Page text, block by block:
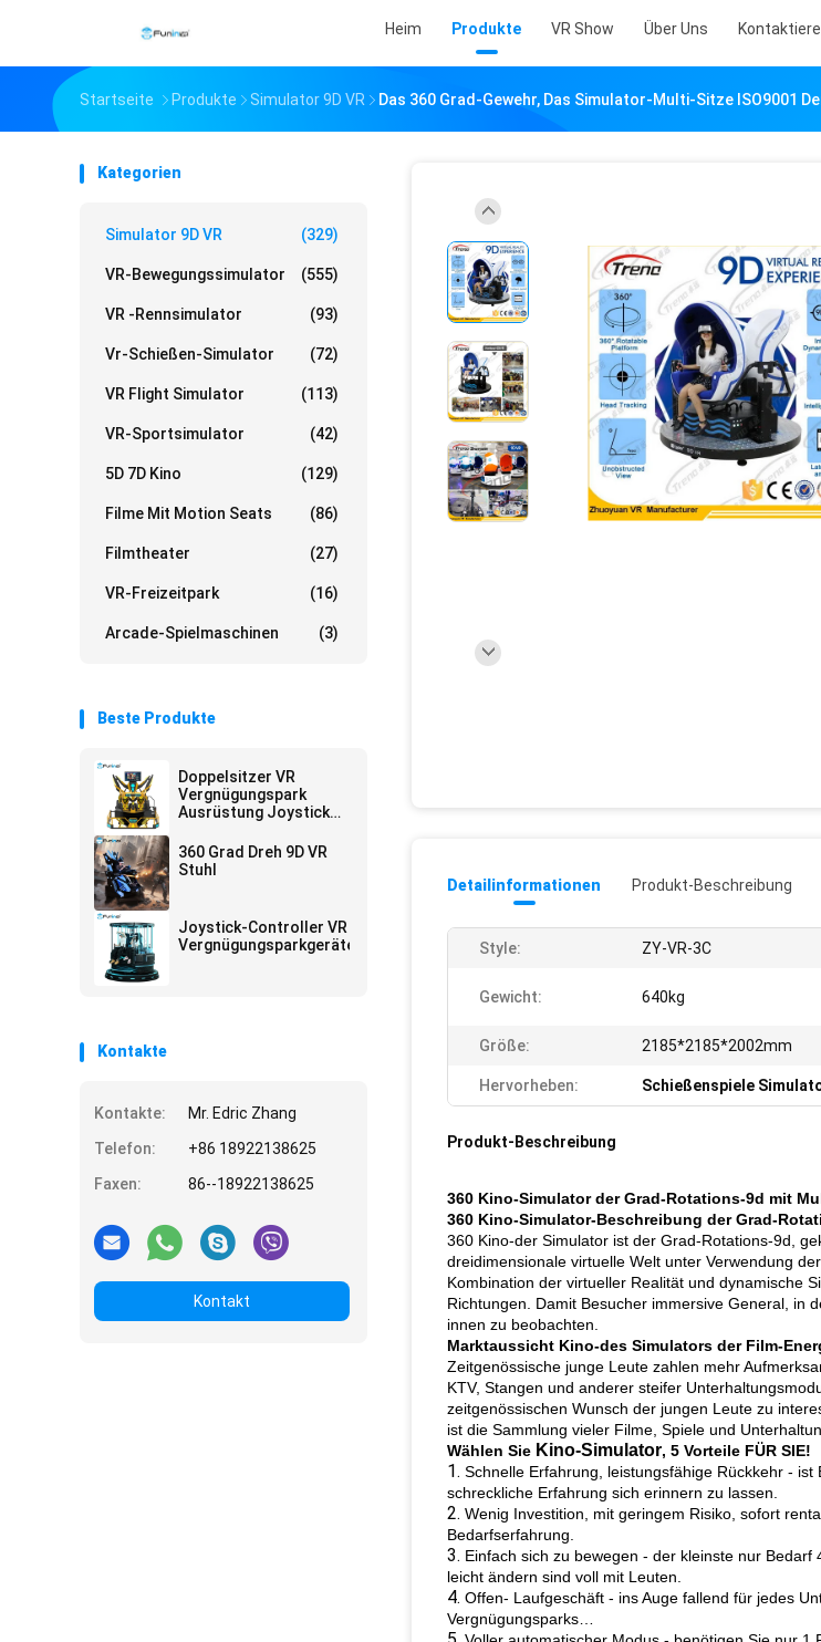
Heim Produkte VR Show Über Uns
Startseite Produkte Simulator 9D VR Das 360 Grad-Gewehr, Das Simulator-Multi-Sitze ISO9001
Kategorien
Simulator 9D VR (329)
VR-Bewegungssimulator (555)
VR -Rennsimulator (93)
Vr-Schießen-Simulator (72)
VR Flight Simulator (113)
VR-Sportsimulator (42)
5D 7D Kino (129)
Filme Mit Motion Seats (86)
Filmtheater (27)
VR-Freizeitpark (16)
Arcade-Spielmaschinen (3)
Beste Produkte
Doppelsitzer VR
Vergnügungspark
Ausrüstung Joystick
360 Grad Dreh 9D VR
Stuhl
Joystick-Controller VR
Vergnügungsparkgeräte
Kontakte
Kontakte:
Mr. Edric Zhang
Telefon:
+86 18922138625
Faxen:
86--18922138625
Kontakt
Detailinformationen Produkt-Beschreibung
Style: ZY-VR-3C
Gewicht: 640kg
Größe: 2185*2185*2002mm
Hervorheben: Schießenspiele
Produkt-Beschreibung
360 Kino-Simulator der Grad-Rotations-9d mit
360 Kino-Simulator-Beschreibung der Grad-
360 Kino-der Simulator ist der Grad-Rotations-9d,
dreidimensionale virtuelle Welt unter Verwendung
Kombination der virtueller Realität und dynamische
Richtungen. Damit Besucher immersive General, in
innen zu beobachten.
Marktaussicht Kino-des Simulators der Film-
Zeitgenössische junge Leute zahlen mehr
KTV, Stangen und anderer steifer
zeitgenössischen Wunsch der jungen Leute zu
ist die Sammlung vieler Filme, Spiele und
Wählen Sie Kino-Simulator, 5 Vorteile FÜR SIE!
1. Schnelle Erfahrung, leistungsfähige Rückkehr -
schreckliche Erfahrung sich erinnern zu lassen.
2. Wenig Investition, mit geringem Risiko, sofort
Bedarfserfahrung.
3. Einfach sich zu bewegen - der kleinste nur
leicht ändern sind voll mit Leuten.
4. Offen- Laufgeschäft - ins Auge fallend für jedes
Vergnügungsparks…